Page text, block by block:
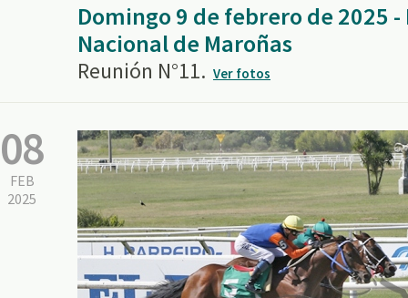
Domingo 9 de febrero de 2025
Nacional de Maroñas
Reunión N°11. Ver fotos
08
FEB
2025